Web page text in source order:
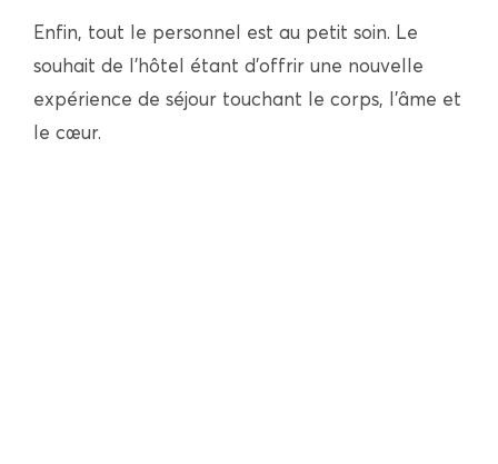
Enfin, tout le personnel est au petit soin. Le
souhait de l’hôtel étant d’offrir une nouvelle
expérience de séjour touchant le corps, l’âme et
le cœur.